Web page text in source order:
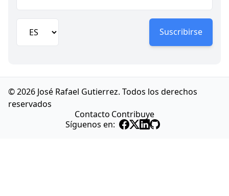
Suscribirse
© 2026 José Rafael Gutierrez. Todos los derechos
reservados
Contacto Contribuye
Síguenos en: